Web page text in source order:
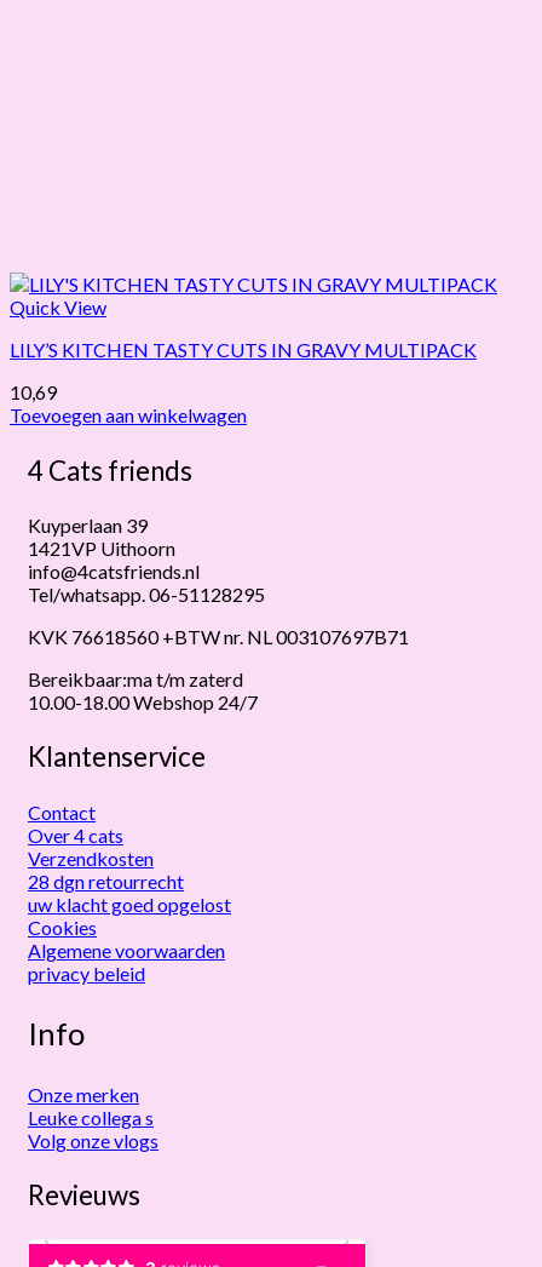
Quick View
LILY’S KITCHEN TASTY CUTS IN GRAVY MULTIPACK
10,69
Toevoegen aan winkelwagen
4 Cats friends
Kuyperlaan 39
1421VP Uithoorn
info@4catsfriends.nl
Tel/whatsapp. 06-51128295
KVK 76618560 +BTW nr. NL 003107697B71
Bereikbaar:ma t/m zaterd
10.00-18.00 Webshop 24/7
Klantenservice
Contact
Over 4 cats
Verzendkosten
28 dgn retourrecht
uw klacht goed opgelost
Cookies
Algemene voorwaarden
privacy beleid
Info
Onze merken
Leuke collega s
Volg onze vlogs
Revieuws